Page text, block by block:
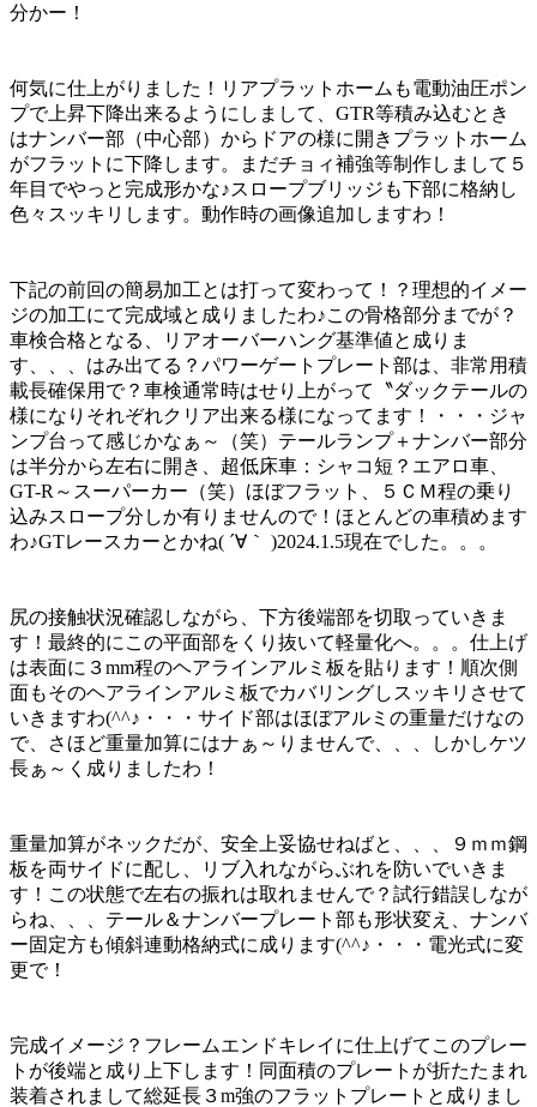
分かー！
何気に仕上がりました！リアプラットホームも電動油圧ポン
プで上昇下降出来るようにしまして、GTR等積み込むとき
はナンバー部（中心部）からドアの様に開きプラットホーム
がフラットに下降します。まだチョィ補強等制作しまして５
年目でやっと完成形かな♪スロープブリッジも下部に格納し
色々スッキリします。動作時の画像追加しますわ！
下記の前回の簡易加工とは打って変わって！？理想的イメー
ジの加工にて完成域と成りましたわ♪この骨格部分までが？
車検合格となる、リアオーバーハング基準値と成りま
す、、、はみ出てる？パワーゲートプレート部は、非常用積
載長確保用で？車検通常時はせり上がって〝ダックテールの
様になりそれぞれクリア出来る様になってます！・・・ジャ
ンプ台って感じかなぁ～（笑）テールランプ＋ナンバー部分
は半分から左右に開き、超低床車：シャコ短？エアロ車、
GT-R～スーパーカー（笑）ほぼフラット、５ＣＭ程の乗り
込みスロープ分しか有りませんので！ほとんどの車積めます
わ♪GTレースカーとかね( ´∀｀ )2024.1.5現在でした。。。
尻の接触状況確認しながら、下方後端部を切取っていきま
す！最終的にこの平面部をくり抜いて軽量化へ。。。仕上げ
は表面に３mm程のヘアラインアルミ板を貼ります！順次側
面もそのヘアラインアルミ板でカバリングしスッキリさせて
いきますわ(^^♪・・・サイド部はほぼアルミの重量だけなの
で、さほど重量加算にはナぁ～りませんで、、、しかしケツ
長ぁ～く成りましたわ！
重量加算がネックだが、安全上妥協せねばと、、、９ｍｍ鋼
板を両サイドに配し、リブ入れながらぶれを防いでいきま
す！この状態で左右の振れは取れませんで？試行錯誤しなが
らね、、、テール＆ナンバープレート部も形状変え、ナンバ
ー固定方も傾斜連動格納式に成ります(^^♪・・・電光式に変
更で！
完成イメージ？フレームエンドキレイに仕上げてこのプレー
トが後端と成り上下します！同面積のプレートが折たたまれ
装着されまして総延長３m強のフラットプレートと成りまし